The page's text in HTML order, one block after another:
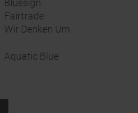
Bluesign
Fairtrade
Wir Denken Um
Aquatic Blue